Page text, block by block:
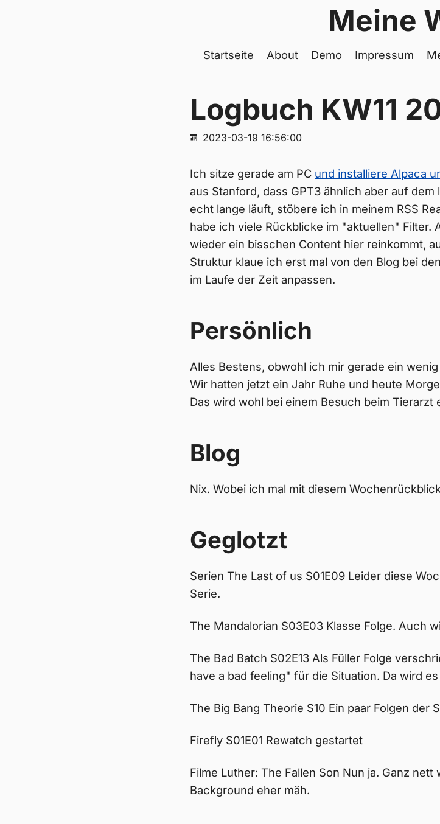
Meine
Startseite About Demo Impressum
Logbuch KW11
2023-03-19 16:56:00
Ich sitze gerade am PC und installiere Alpaca
aus Stanford, dass GPT3 ähnlich aber auf
echt lange läuft, stöbere ich in meinem RSS
habe ich viele Rückblicke im "aktuellen" Filter.
wieder ein bisschen Content hier reinkommt,
Struktur klaue ich erst mal von den Blog bei
im Laufe der Zeit anpassen.
Persönlich
Alles Bestens, obwohl ich mir gerade ein
Wir hatten jetzt ein Jahr Ruhe und heute
Das wird wohl bei einem Besuch beim Tierarzt
Blog
Nix. Wobei ich mal mit diesem
Geglotzt
Serien The Last of us S01E09 Leider diese
Serie.
The Mandalorian S03E03 Klasse Folge. Auch
The Bad Batch S02E13 Als Füller Folge
have a bad feeling" für die Situation. Da wird
The Big Bang Theorie S10 Ein paar Folgen der
Firefly S01E01 Rewatch gestartet
Filme Luther: The Fallen Son Nun ja. Ganz
Background eher mäh.